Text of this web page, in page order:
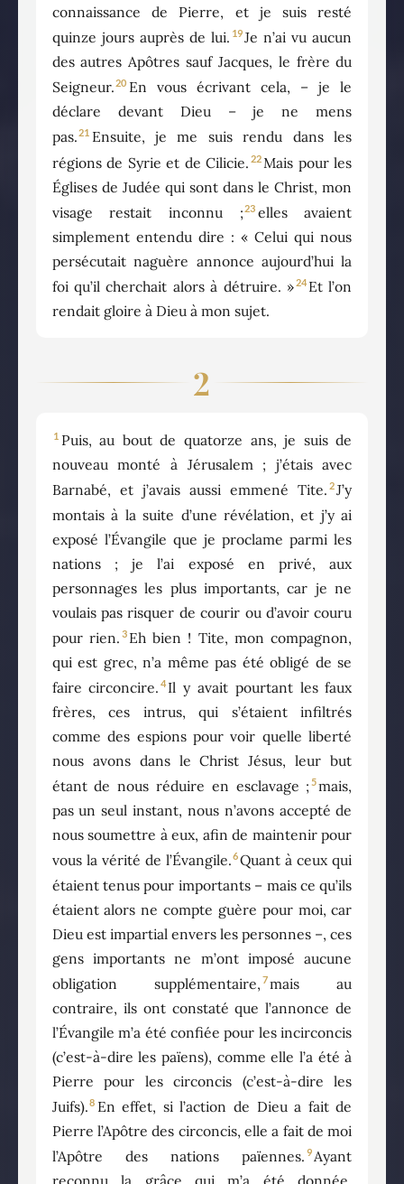
connaissance de Pierre, et je suis resté
quinze jours auprès de lui. 19Je n’ai vu aucun
des autres Apôtres sauf Jacques, le frère du
Seigneur.20 En vous écrivant cela, – je le
déclare devant Dieu – je ne mens
pas.21 Ensuite, je me suis rendu dans les
régions de Syrie et de Cilicie. 22 Mais pour les
Églises de Judée qui sont dans le Christ, mon
visage restait inconnu ;23 elles avaient
simplement entendu dire : « Celui qui nous
persécutait naguère annonce aujourd’hui la
foi qu’il cherchait alors à détruire. »24 Et l’on
rendait gloire à Dieu à mon sujet.
2
1 Puis, au bout de quatorze ans, je suis de
nouveau monté à Jérusalem ; j’étais avec
Barnabé, et j’avais aussi emmené Tite. 2J’y
montais à la suite d’une révélation, et j’y ai
exposé l’Évangile que je proclame parmi les
nations ; je l’ai exposé en privé, aux
personnages les plus importants, car je ne
voulais pas risquer de courir ou d’avoir couru
pour rien. 3 Eh bien ! Tite, mon compagnon,
qui est grec, n’a même pas été obligé de se
faire circoncire. 4 Il y avait pourtant les faux
frères, ces intrus, qui s’étaient infiltrés
comme des espions pour voir quelle liberté
nous avons dans le Christ Jésus, leur but
étant de nous réduire en esclavage ; 5mais,
pas un seul instant, nous n’avons accepté de
nous soumettre à eux, afin de maintenir pour
vous la vérité de l’Évangile.6Quant à ceux qui
étaient tenus pour importants – mais ce qu’ils
étaient alors ne compte guère pour moi, car
Dieu est impartial envers les personnes –, ces
gens importants ne m’ont imposé aucune
obligation supplémentaire, 7mais au
contraire, ils ont constaté que l’annonce de
l’Évangile m’a été confiée pour les incirconcis
(c’est-à-dire les païens), comme elle l’a été à
Pierre pour les circoncis (c’est-à-dire les
Juifs).8 En effet, si l’action de Dieu a fait de
Pierre l’Apôtre des circoncis, elle a fait de moi
l’Apôtre des nations païennes. 9Ayant